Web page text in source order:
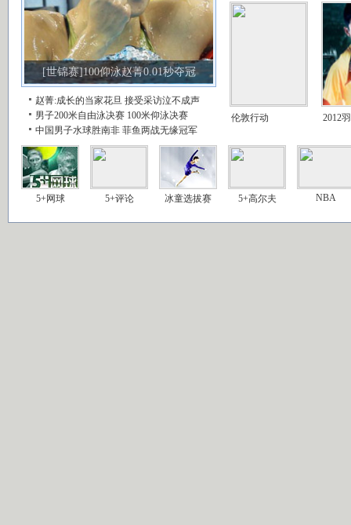
[世锦赛]100仰泳赵菁0.01秒夺冠
赵菁:成长的当家花旦 接受采访泣不成声
男子200米自由泳决赛 100米仰泳决赛
中国男子水球胜南非 菲鱼两战无缘冠军
伦敦行动 2012
5+网球 5+评论 冰童选拔赛 5+高尔夫 NBA